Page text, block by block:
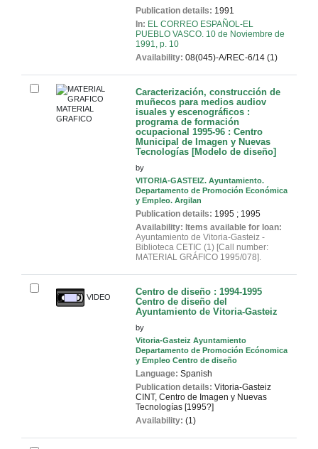
Publication details: 1991
In: EL CORREO ESPAÑOL-EL
PUEBLO VASCO. 10 de Noviembre de
1991, p. 10
Availability: 08(045)-A/REC-6/14 (1)
MATERIAL
GRAFICO
Caracterización, construcción de
muñecos para medios audiov
isuales y escenográficos :
programa de formación
ocupacional 1995-96 : Centro
Municipal de Imagen y Nuevas
Tecnologías [Modelo de diseño]
by
VITORIA-GASTEIZ. Ayuntamiento.
Departamento de Promoción Económica
y Empleo. Argilan
Publication details: 1995 ; 1995
Availability: Items available for loan:
Ayuntamiento de Vitoria-Gasteiz -
Biblioteca CETIC (1) Call number:
MATERIAL GRÁFICO 1995/078
VIDEO
Centro de diseño : 1994-1995
Centro de diseño del
Ayuntamiento de Vitoria-Gasteiz
by
Vitoria-Gasteiz Ayuntamiento
Departamento de Promoción Ecónomica
y Empleo Centro de diseño
Language: Spanish
Publication details: Vitoria-Gasteiz
CINT, Centro de Imagen y Nuevas
Tecnologías [1995?]
Availability: (1)